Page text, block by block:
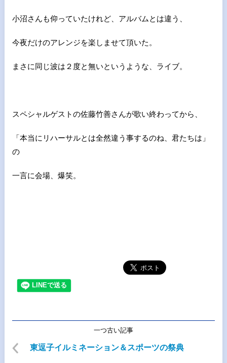
小沼さんも仰っていたけれど、アルバムとは違う、
今夜だけのアレンジを楽しませて頂いた。
まさに同じ波は２度と無いというような、ライブ。
スペシャルゲストの佐藤竹善さんが歌い終わってから、
「本当にリハーサルとは全然違う事するのね、君たちは」
の
一言に会場、爆笑。
一つ古い記事
東逗子イルミネーション＆スポーツの祭典